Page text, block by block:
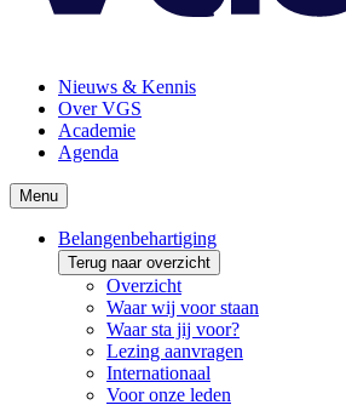
Nieuws & Kennis
Over VGS
Academie
Agenda
Menu
Belangenbehartiging
Terug naar overzicht
Overzicht
Waar wij voor staan
Waar sta jij voor?
Lezing aanvragen
Internationaal
Voor onze leden